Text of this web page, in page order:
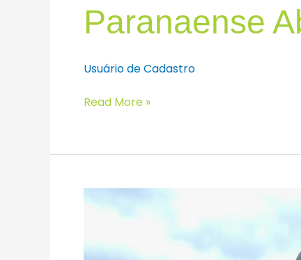
Paranaense
Usuário de Cadastro
Read More »
Absoluto
Traíra